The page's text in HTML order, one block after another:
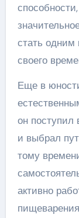
стать
своего
Еще в
он поступил
и выбрал
тому
активно